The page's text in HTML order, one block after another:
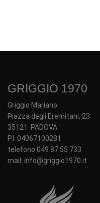
GRIGGIO 1970
Griggio Mariano
Piazza degli Eremitani, 23
35121 PADOVA
P.I. 04067100281
telefono 049 87 55 733
mail: info@griggio1970.it